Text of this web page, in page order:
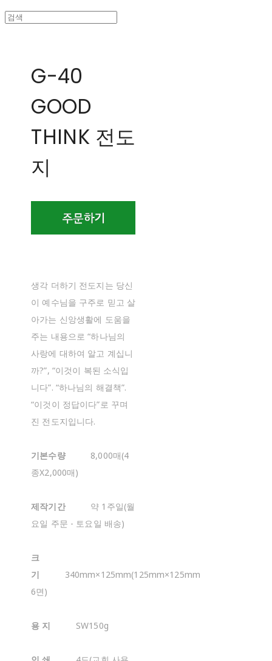
G-40
GOOD
THINK 전도
지
생각 더하기 전도지는 당신
이 예수님을 구주로 믿고 살
아가는 신앙생활에 도움을
주는 내용으로 “하나님의
사랑에 대하여 알고 계십니
까?”, “이것이 복된 소식입
니다”. “하나님의 해결책”.
“이것이 정답이다”로 꾸며
진 전도지입니다.
기본수량
8,000매(4
종X2,000매)
제작기간
약 1주일(월
요일 주문 - 토요일 배송)
크
기
340mm×125mm(125mm×125mm
6면)
용 지 SW150g